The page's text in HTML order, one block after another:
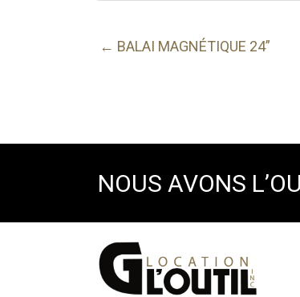
← BALAI MAGNÉTIQUE 24”
NOUS AVONS